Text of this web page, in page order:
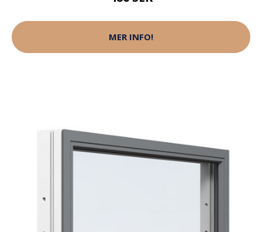
MER INFO!